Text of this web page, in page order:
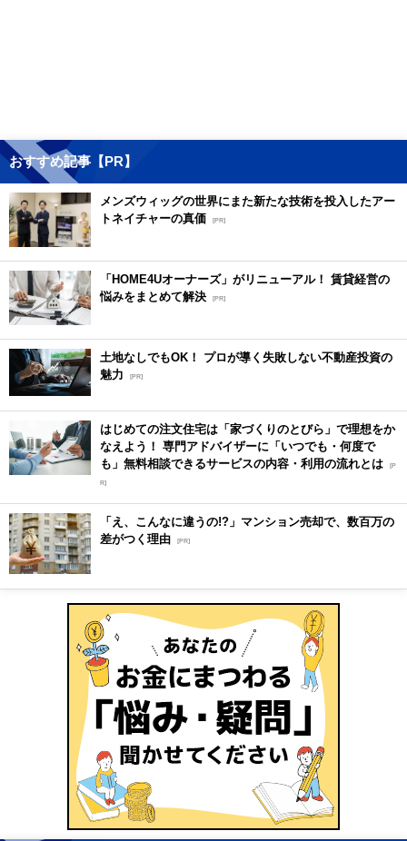
おすすめ記事【PR】
メンズウィッグの世界にまた新たな技術を投入したアー
トネイチャーの真価 [PR]
「HOME4Uオーナーズ」がリニューアル！ 賃貸経営の
悩みをまとめて解決 [PR]
土地なしでもOK！ プロが導く失敗しない不動産投資の
魅力
[PR]
はじめての注文住宅は「家づくりのとびら」で理想をか
なえよう！ 専門アドバイザーに「いつでも・何度で
も」無料相談できるサービスの内容・利用の流れとは [P
R]
「え、こんなに違うの!?」マンション売却で、数百万の
差がつく理由 [PR]